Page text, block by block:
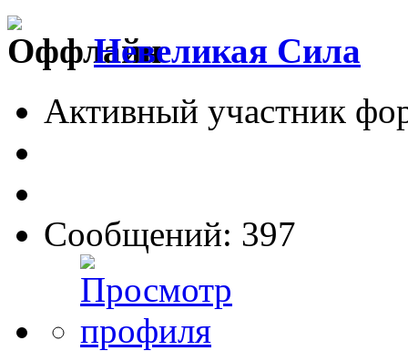
Невеликая Сила
Активный участник
Сообщений: 397